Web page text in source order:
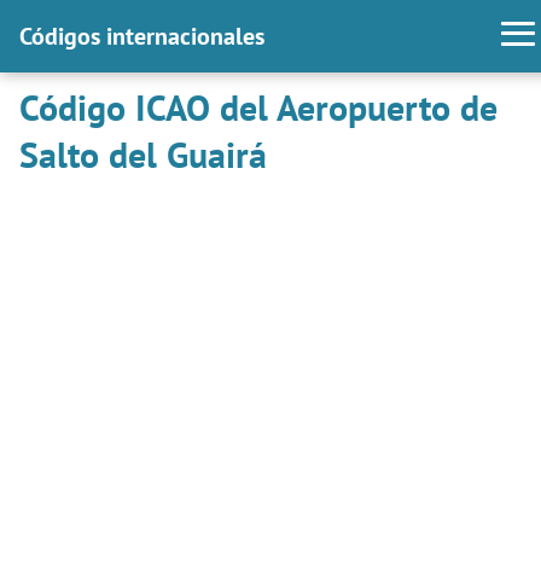
Códigos internacionales
Código ICAO del Aeropuerto de
Salto del Guairá